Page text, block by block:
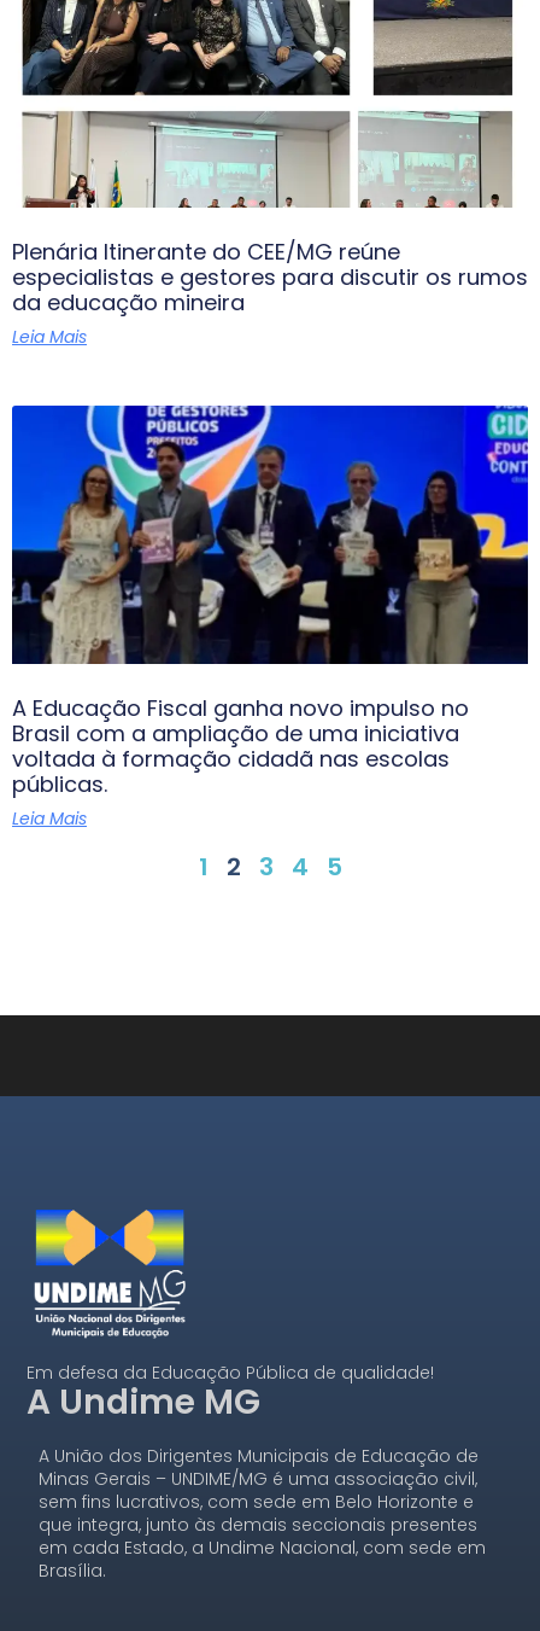
Plenária Itinerante do CEE/MG reúne
especialistas e gestores para discutir os rumos
da educação mineira
Leia Mais
A Educação Fiscal ganha novo impulso no
Brasil com a ampliação de uma iniciativa
voltada à formação cidadã nas escolas
públicas.
Leia Mais
1 2 3 4 5
Em defesa da Educação Pública de qualidade!
A Undime MG
A União dos Dirigentes Municipais de Educação de
Minas Gerais – UNDIME/MG é uma associação civil,
sem fins lucrativos, com sede em Belo Horizonte e
que integra, junto às demais seccionais presentes
em cada Estado, a Undime Nacional, com sede em
Brasília.